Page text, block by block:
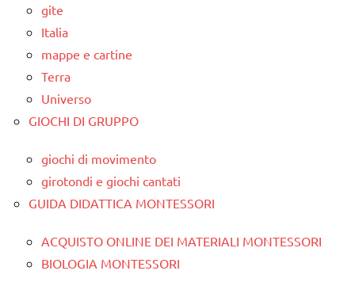
gite
Italia
mappe e cartine
Terra
Universo
GIOCHI DI GRUPPO
giochi di movimento
girotondi e giochi cantati
GUIDA DIDATTICA MONTESSORI
ACQUISTO ONLINE DEI MATERIALI MONTESSORI
BIOLOGIA MONTESSORI